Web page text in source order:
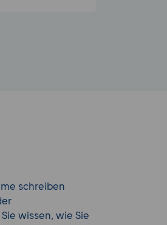
schreiben
wissen, wie Sie